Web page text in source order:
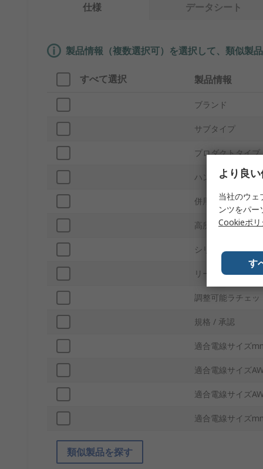
仕様 データシート
製品情報（複数選択可）を選択して、類似製
すべて選択 製品情報
ブランド
サブタイプ
プロダクトタイプ
ハンドル
併用可能製品
高所安全
シリーズ
リード間隔
調整可能ラチェッ
規格 / 承認
適合電線サイズ
適合電線サイズ
適合電線サイズ
適合電線サイズ
類似製品を探す
より良
当社のウェ
ンツをパ
Cookieポリ
す